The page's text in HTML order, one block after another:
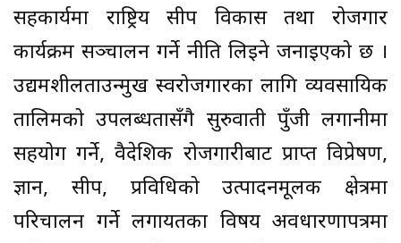
सहकार्यमा राष्ट्रिय सीप विकास तथा रोजगार
कार्यक्रम सञ्चालन गर्ने नीति लिइने जनाइएको छ ।
उद्यमशीलताउन्मुख स्वरोजगारका लागि व्यवसायिक
तालिमको उपलब्धतासँगै सुरुवाती पुँजी लगानीमा
सहयोग गर्ने, वैदेशिक रोजगारीबाट प्राप्त विप्रेषण,
ज्ञान, सीप, प्रविधिको उत्पादनमूलक क्षेत्रमा
परिचालन गर्ने लगायतका विषय अवधारणापत्रमा